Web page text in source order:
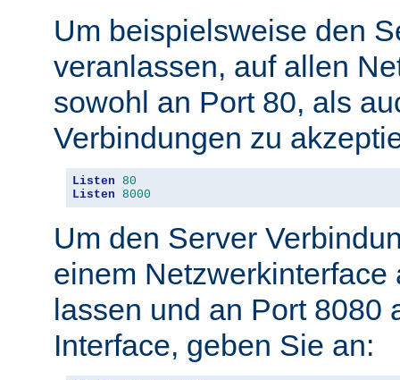
Um beispielsweise den
veranlassen, auf allen
sowohl an Port 80, als
Verbindungen zu
Listen 80
Listen 8000
Um den Server
einem Netzwerkinterface
lassen und an Port 8080
Interface, geben Sie an: